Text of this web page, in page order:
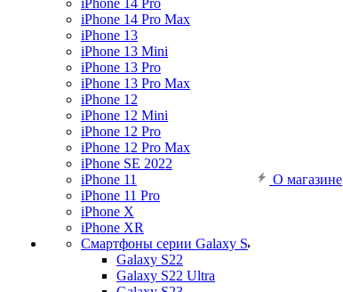
iPhone 14 Pro
iPhone 14 Pro Max
iPhone 13
iPhone 13 Mini
iPhone 13 Pro
iPhone 13 Pro Max
iPhone 12
iPhone 12 Mini
iPhone 12 Pro
iPhone 12 Pro Max
iPhone SE 2022
iPhone 11
iPhone 11 Pro
iPhone X
iPhone XR
Смартфоны серии Galaxy S
Galaxy S22
Galaxy S22 Ultra
О магазине